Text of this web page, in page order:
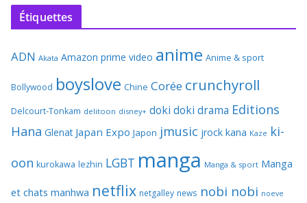
Étiquettes
ADN Akata Amazon prime video anime Anime & sport
Bollywood boyslove Chine Corée crunchyroll
Delcourt-Tonkam delitoon disney+ doki doki drama Editions
Hana Glenat Japan Expo Japon jmusic jrock kana Kaze ki-
oon kurokawa lezhin LGBT manga Manga & sport Manga
et chats manhwa netflix netgalley news nobi nobi noeve